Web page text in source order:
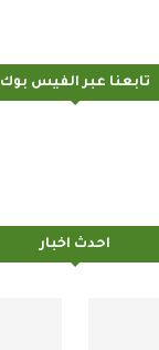
تابعنا عبر الفيس بوك
احدث اخبار